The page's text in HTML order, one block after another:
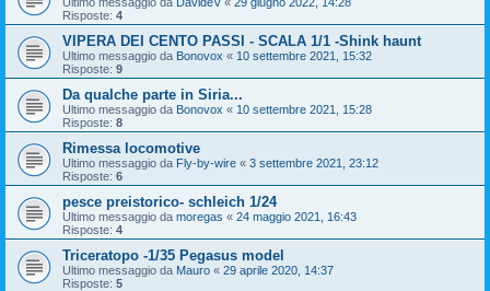
Risposte: 4
VIPERA DEI CENTO PASSI - SCALA 1/1 -Shink haunt
Ultimo messaggio da Bonovox « 10 settembre 2021, 15:32
Risposte: 9
Da qualche parte in Siria...
Ultimo messaggio da Bonovox « 10 settembre 2021, 15:28
Risposte: 8
Rimessa locomotive
Ultimo messaggio da Fly-by-wire « 3 settembre 2021, 23:12
Risposte: 6
pesce preistorico- schleich 1/24
Ultimo messaggio da moregas « 24 maggio 2021, 16:43
Risposte: 4
Triceratopo -1/35 Pegasus model
Ultimo messaggio da Mauro « 29 aprile 2020, 14:37
Risposte: 5